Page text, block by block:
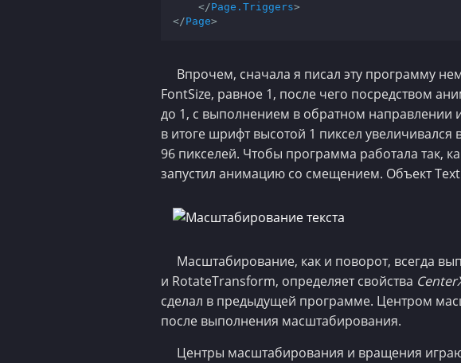
</Page.Triggers>
</Page>
Впрочем, сначала я писал эту программу
FontSize, равное 1, после чего посредством
до 1, с выполнением в обратном направлении
в итоге шрифт высотой 1 пиксел
96 пикселей. Чтобы программа работала так,
запустил анимацию со смещением. Объект
Масштабирование, как и поворот, всегда
и RotateTransform, определяет свойства
сделал в предыдущей программе. Центром
после выполнения масштабирования.
Центры масштабирования и вращения